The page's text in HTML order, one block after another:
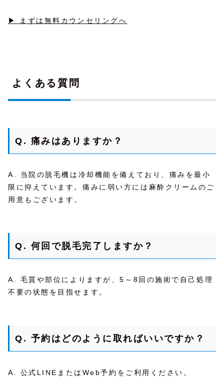
▶ まずは無料カウンセリングへ
よくある質問
Q. 痛みはありますか？
A. 当院の脱毛機は冷却機能を備えており、痛みを最小
限に抑えています。痛みに弱い方には麻酔クリームのご
用意もございます。
Q. 何回で脱毛完了しますか？
A. 毛質や部位によりますが、5～8回の施術で自己処理
不要の状態を目指せます。
Q. 予約はどのように取ればいいですか？
A. 公式LINEまたはWeb予約をご利用ください。